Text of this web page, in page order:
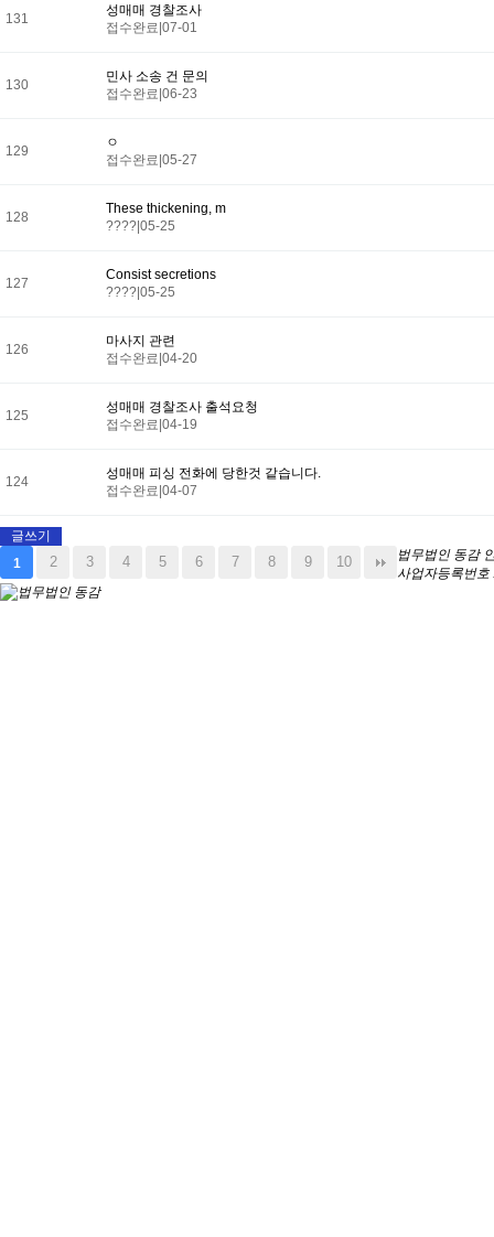
131
성매매 경찰조사
접수완료 07-01
130
민사 소송 건 문의
접수완료 06-23
129
ㅇ
접수완료 05-27
128
These thickening, m
???? 05-25
127
Consist secretions
???? 05-25
126
마사지 관련
접수완료 04-20
125
성매매 경찰조사 출석요청
접수완료 04-19
124
성매매 피싱 전화에 당한것 같습니다.
접수완료 04-07
글쓰기
1
2 3 4 5 6 7 8 9 10 법무법인 동감
사업자등록번